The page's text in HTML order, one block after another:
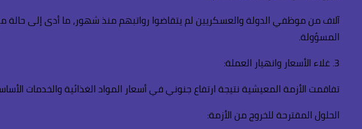
آلاف من موظفي الدولة والعسكريين لم يتقاضوا رواتبهم منذ شهور، ما أدى إلى حالة
المسؤولة.
3. غلاء الأسعار وانهيار العملة:
تفاقمت الأزمة المعيشية نتيجة ارتفاع جنوني في أسعار المواد الغذائية والخدمات
الحلول المقترحة للخروج من الأزمة: